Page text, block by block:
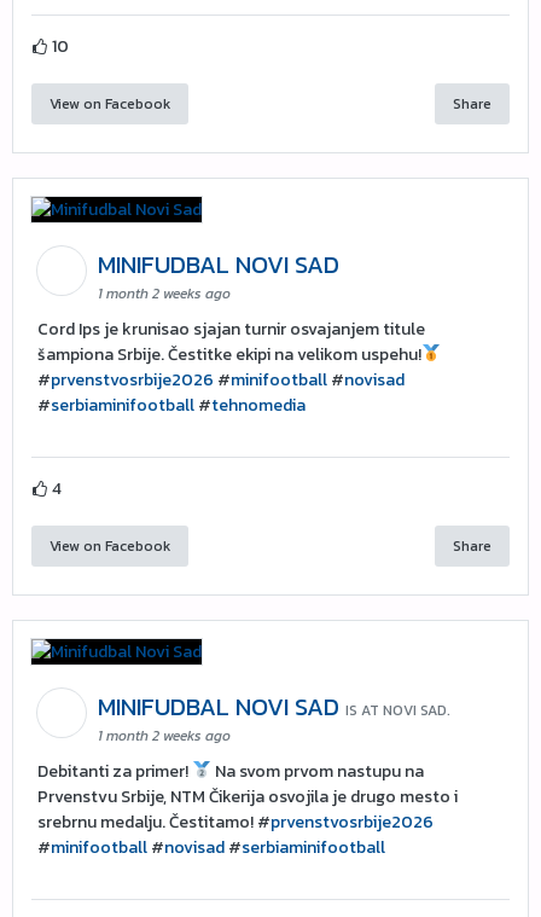
10
View on Facebook Share
MINIFUDBAL NOVI SAD
1 month 2 weeks ago
Cord Ips je krunisao sjajan turnir osvajanjem titule
šampiona Srbije. Čestitke ekipi na velikom uspehu!
#prvenstvosrbije2026 #minifootball#novisad
#serbiaminifootball#tehnomedia
4
View on Facebook Share
MINIFUDBAL NOVI SAD IS AT NOVI SAD.
1 month 2 weeks ago
Debitanti za primer!
Na svom prvom nastupu na
Prvenstvu Srbije, NTM Čikerija osvojila je drugo mesto i
srebrnu medalju. Čestitamo! #prvenstvosrbije2026
#minifootball#novisad#serbiaminifootball